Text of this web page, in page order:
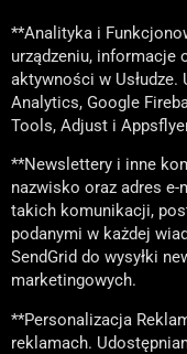
**Analityka i
urządzeniu, informacje
aktywności w
Analytics, Google
Tools, Adjust i
**Newslettery i inne
nazwisko oraz adres e-
takich komunikacji,
podanymi w każdej
SendGrid do wysyłki
marketingowych.
**Personalizacja
reklamach.